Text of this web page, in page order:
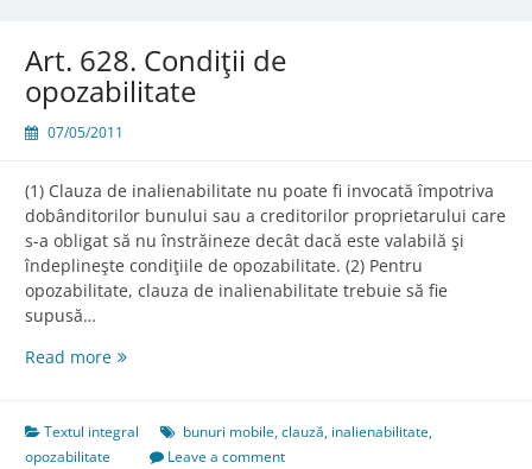
Art. 628. Condiţii de
opozabilitate
07/05/2011
(1) Clauza de inalienabilitate nu poate fi invocată împotriva
dobânditorilor bunului sau a creditorilor proprietarului care
s-a obligat să nu înstrăineze decât dacă este valabilă şi
îndeplineşte condiţiile de opozabilitate. (2) Pentru
opozabilitate, clauza de inalienabilitate trebuie să fie
supusă…
Read moreArt.
de
opozabilitate
Textul integral bunuri mobile,clauză, inalienabilitate,
opozabilitate
Leave a comment